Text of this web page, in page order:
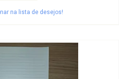
na lista de desejos!